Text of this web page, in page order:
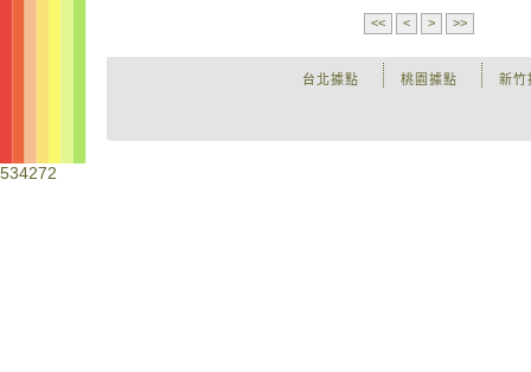
<< < > >>
新竹
桃園據點
台北據點
534272